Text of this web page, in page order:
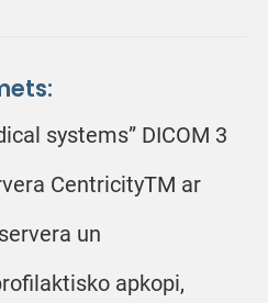
systems” DICOM 3
CentricityTM ar
un
apkopi,